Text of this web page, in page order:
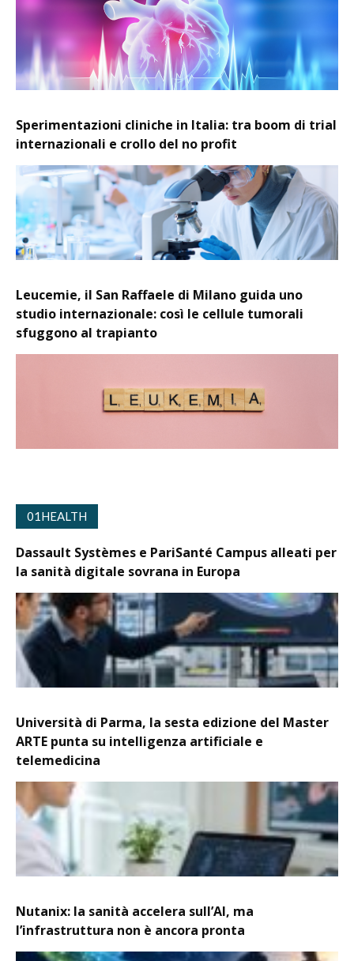
Sperimentazioni cliniche in Italia: tra boom di trial
internazionali e crollo del no profit
Leucemie, il San Raffaele di Milano guida uno
studio internazionale: così le cellule tumorali
sfuggono al trapianto
01HEALTH
Dassault Systèmes e PariSanté Campus alleati per
la sanità digitale sovrana in Europa
Università di Parma, la sesta edizione del Master
ARTE punta su intelligenza artificiale e
telemedicina
Nutanix: la sanità accelera sull’AI, ma
l’infrastruttura non è ancora pronta